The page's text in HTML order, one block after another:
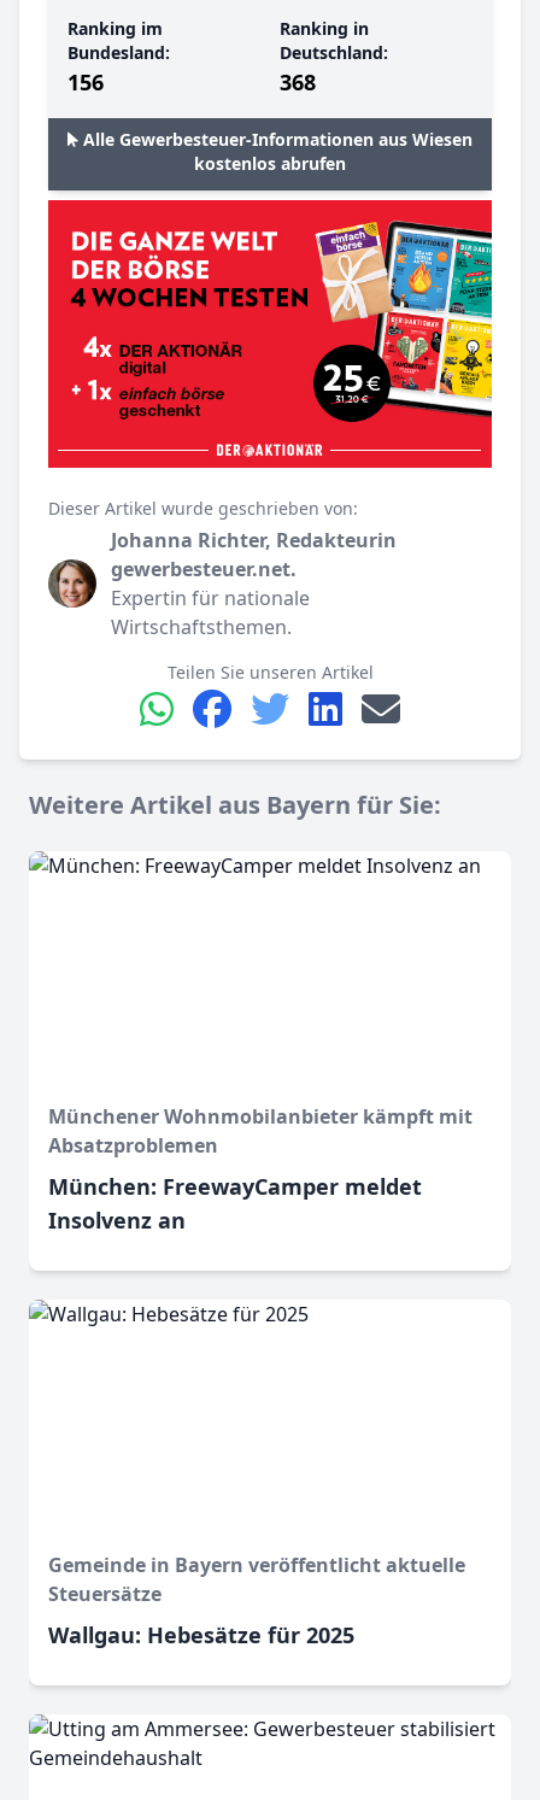
Ranking im
Bundesland:
156
Ranking in
Deutschland:
368
Alle Gewerbesteuer-Informationen aus Wiesen
kostenlos abrufen
Dieser Artikel wurde geschrieben von:
Johanna Richter, Redakteurin
gewerbesteuer.net.
Expertin für nationale
Wirtschaftsthemen.
Teilen Sie unseren Artikel
Weitere Artikel aus Bayern für Sie:
Münchener Wohnmobilanbieter kämpft mit
Absatzproblemen
München: FreewayCamper meldet
Insolvenz an
Gemeinde in Bayern veröffentlicht aktuelle
Steuersätze
Wallgau: Hebesätze für 2025